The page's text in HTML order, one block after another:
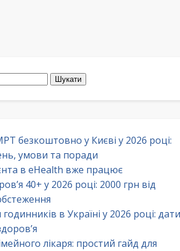
безкоштовно у Києві у 2026 році:
умови та поради
в eHealth вже працює
40+ у 2026 році: 2000 грн від
в Україні у 2026 році: дати
лікаря: простий гайд для